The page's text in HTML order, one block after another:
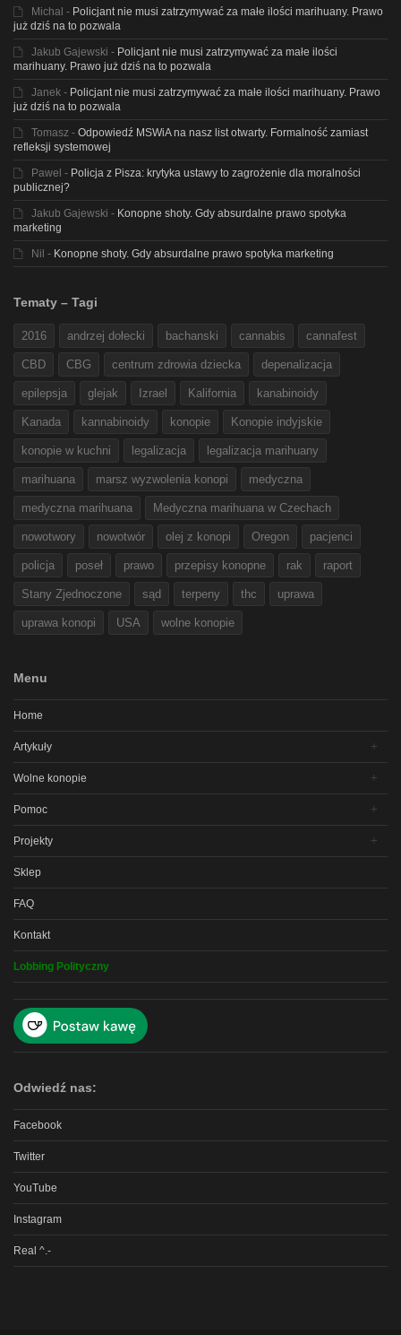
Michal - Policjant nie musi zatrzymywać za małe ilości marihuany. Prawo
już dziś na to pozwala
Jakub Gajewski - Policjant nie musi zatrzymywać za małe ilości
marihuany. Prawo już dziś na to pozwala
Janek - Policjant nie musi zatrzymywać za małe ilości marihuany. Prawo
już dziś na to pozwala
Tomasz - Odpowiedź MSWiA na nasz list otwarty. Formalność zamiast
refleksji systemowej
Pawel - Policja z Pisza: krytyka ustawy to zagrożenie dla moralności
publicznej?
Jakub Gajewski - Konopne shoty. Gdy absurdalne prawo spotyka
marketing
Nil - Konopne shoty. Gdy absurdalne prawo spotyka marketing
Tematy – Tagi
2016 andrzej dołecki bachanski cannabis cannafest
CBD CBG centrum zdrowia dziecka depenalizacja
epilepsja glejak Izrael Kalifornia kanabinoidy
Kanada kannabinoidy konopie Konopie indyjskie
konopie w kuchni legalizacja legalizacja marihuany
marihuana marsz wyzwolenia konopi medyczna
medyczna marihuana Medyczna marihuana w Czechach
nowotwory nowotwór olej z konopi Oregon pacjenci
policja poseł prawo przepisy konopne rak raport
Stany Zjednoczone sąd terpeny thc uprawa
uprawa konopi USA wolne konopie
Menu
Home
Artykuły
Wolne konopie
Pomoc
Projekty
Sklep
FAQ
Kontakt
Lobbing Polityczny
Odwiedź nas:
Facebook
Twitter
YouTube
Instagram
Real ^.-